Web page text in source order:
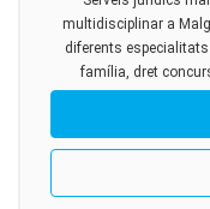
multidisciplinar a
diferents
família, dret